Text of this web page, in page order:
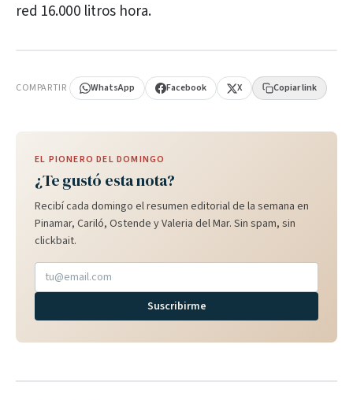
red 16.000 litros hora.
COMPARTIR WhatsApp Facebook X Copiar link
EL PIONERO DEL DOMINGO
¿Te gustó esta nota?
Recibí cada domingo el resumen editorial de la semana en
Pinamar, Cariló, Ostende y Valeria del Mar. Sin spam, sin
clickbait.
Suscribirme